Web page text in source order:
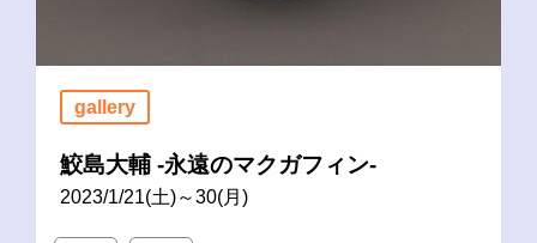
gallery
鮫島大輔 -永遠のマクガフィン-
2023/1/21(土)～30(月)